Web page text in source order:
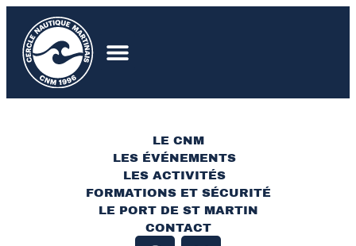
LE CNM
LES ÉVÉNEMENTS
LES ACTIVITÉS
FORMATIONS ET SÉCURITÉ
LE PORT DE ST MARTIN
CONTACT